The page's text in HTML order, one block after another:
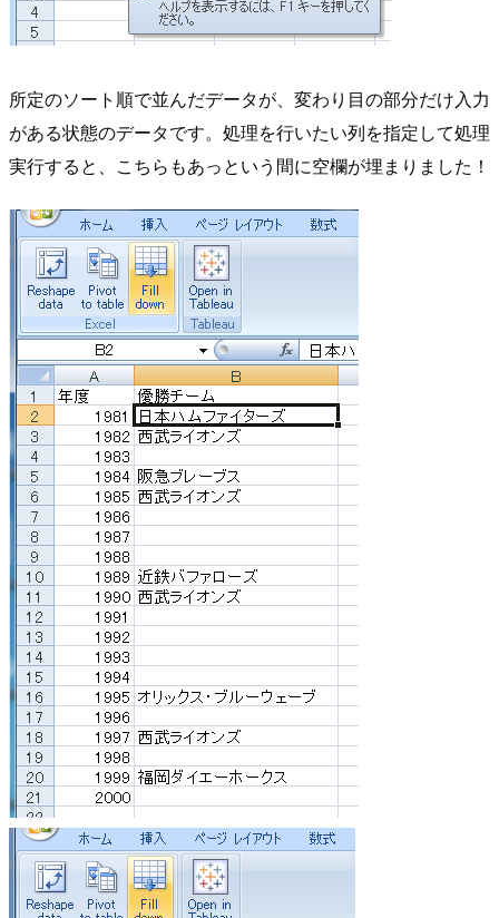
所定のソート順で並んだデータが、変わり目の部分だけ入力
がある状態のデータです。処理を行いたい列を指定して処理
実行すると、こちらもあっという間に空欄が埋まりました！